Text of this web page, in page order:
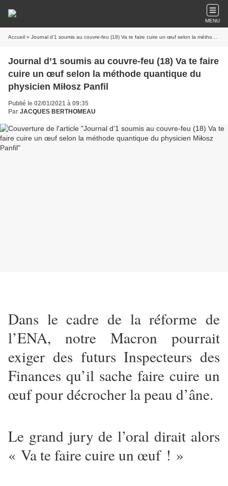
MENU
Accueil » Journal d’1 soumis au couvre-feu (18) Va te faire cuire un œuf selon la méthode quantique du physicien Miłosz Panfil
Journal d’1 soumis au couvre-feu (18) Va te faire
cuire un œuf selon la méthode quantique du
physicien Miłosz Panfil
Publié le 02/01/2021 à 09:35
Par JACQUES BERTHOMEAU
Dans le cadre de la réforme de
l’ENA, notre Macron pourrait
exiger des futurs Inspecteurs des
Finances qu’il sache faire cuire un
œuf pour décrocher la peau d’âne.
Le grand jury de l’oral dirait alors
« Va te faire cuire un œuf ! »